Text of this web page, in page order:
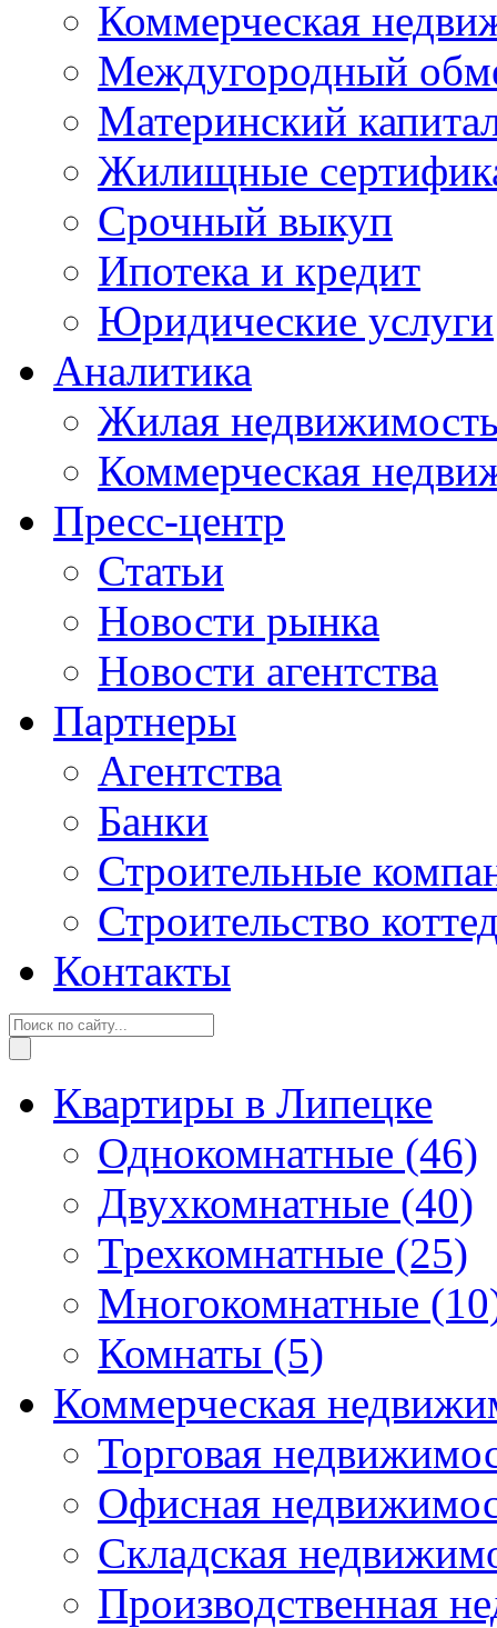
Коммерческая
Междугородный
Материнский
Жилищные
Срочный выкуп
Ипотека и кредит
Юридические услуги
Аналитика
Жилая
Коммерческая
Пресс-центр
Статьи
Новости рынка
Новости агентства
Партнеры
Агентства
Банки
Строительные
Строительство
Контакты
Квартиры в Липецке
Однокомнатные (46)
Двухкомнатные (40)
Трехкомнатные (25)
Многокомнатные
Комнаты (5)
Коммерческая
Торговая
Офисная
Складская
Производственная